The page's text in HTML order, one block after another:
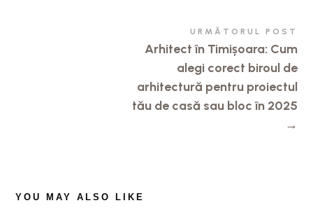
URMĂTORUL POST
Arhitect în Timișoara: Cum
alegi corect biroul de
arhitectură pentru proiectul
tău de casă sau bloc în 2025
→
YOU MAY ALSO LIKE